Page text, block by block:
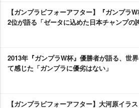
【ガンプラビフォーアフター】『ガンプラ
2位が語る「ゼータに込めた日本チャンプの
2013年『ガンプラW杯』優勝者が語る、世
て感じた「ガンプラに優劣はない」
【ガンプラビフォーアフター】大河原イラ